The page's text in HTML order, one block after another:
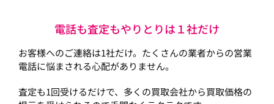
電話も査定もやりとりは１社だけ
お客様へのご連絡は1社だけ。たくさんの業者からの営業
電話に悩まされる心配がありません。
査定も1回受けるだけで、多くの買取会社から買取価格の